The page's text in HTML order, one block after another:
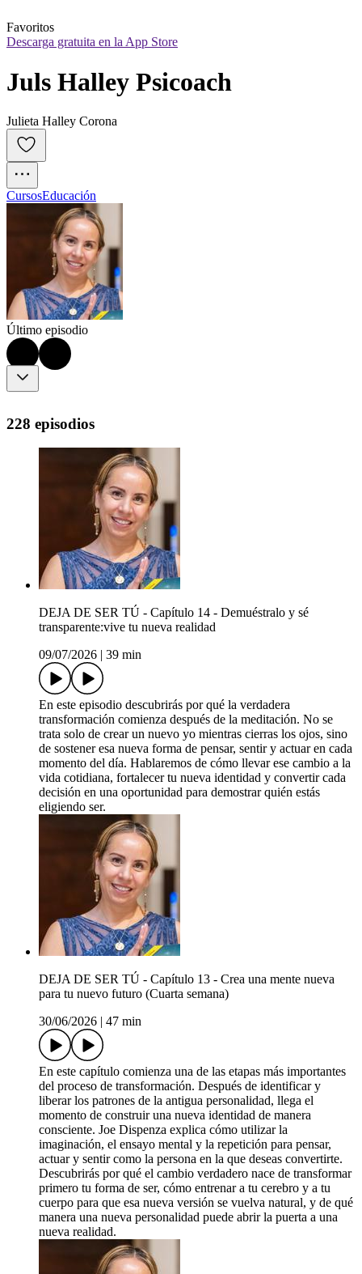
Favoritos
Descarga gratuita en la App Store
Juls Halley Psicoach
Julieta Halley Corona
CursosEducación
Último episodio
228 episodios
DEJA DE SER TÚ - Capítulo 14 - Demuéstralo y sé
transparente:vive tu nueva realidad
09/07/2026
39 min
En este episodio descubrirás por qué la verdadera
transformación comienza después de la meditación. No se
trata solo de crear un nuevo yo mientras cierras los ojos, sino
de sostener esa nueva forma de pensar, sentir y actuar en cada
momento del día. Hablaremos de cómo llevar ese cambio a la
vida cotidiana, fortalecer tu nueva identidad y convertir cada
decisión en una oportunidad para demostrar quién estás
eligiendo ser.
DEJA DE SER TÚ - Capítulo 13 - Crea una mente nueva
para tu nuevo futuro (Cuarta semana)
30/06/2026
47 min
En este capítulo comienza una de las etapas más importantes
del proceso de transformación. Después de identificar y
liberar los patrones de la antigua personalidad, llega el
momento de construir una nueva identidad de manera
consciente. Joe Dispenza explica cómo utilizar la
imaginación, el ensayo mental y la repetición para pensar,
actuar y sentir como la persona en la que deseas convertirte.
Descubrirás por qué el cambio verdadero nace de transformar
primero tu forma de ser, cómo entrenar a tu cerebro y a tu
cuerpo para que esa nueva versión se vuelva natural, y de qué
manera una nueva personalidad puede abrir la puerta a una
nueva realidad.